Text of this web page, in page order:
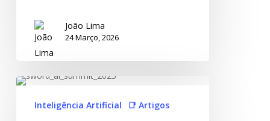
João Lima
24 Março, 2026
Inteligência Artificial 📑 Artigos